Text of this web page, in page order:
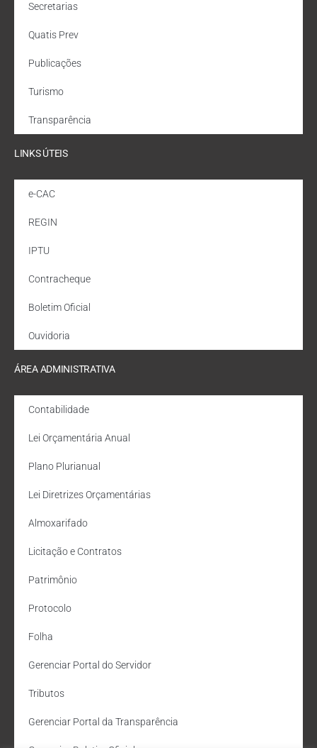
Secretarias
Quatis Prev
Publicações
Turismo
Transparência
LINKS ÚTEIS
e-CAC
REGIN
IPTU
Contracheque
Boletim Oficial
Ouvidoria
ÁREA ADMINISTRATIVA
Contabilidade
Lei Orçamentária Anual
Plano Plurianual
Lei Diretrizes Orçamentárias
Almoxarifado
Licitação e Contratos
Patrimônio
Protocolo
Folha
Gerenciar Portal do Servidor
Tributos
Gerenciar Portal da Transparência